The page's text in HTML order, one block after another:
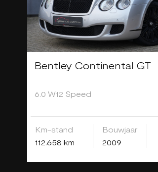
Bentley Continental GT
6.0 W12 Speed
Km-stand
112.658 km
Bouwjaar
2009